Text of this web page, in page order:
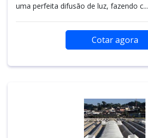
uma perfeita difusão de luz, fazendo c...
Cotar agora